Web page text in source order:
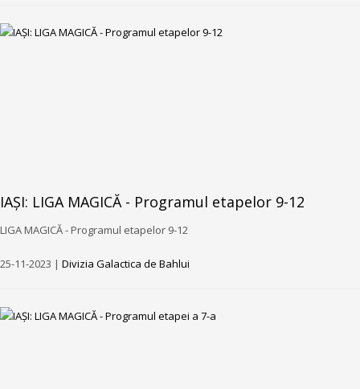
IAȘI: LIGA MAGICĂ - Programul etapelor 9-12
LIGA MAGICĂ - Programul etapelor 9-12
25-11-2023 | Divizia Galactica de Bahlui